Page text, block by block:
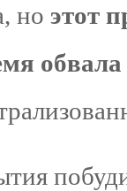
но этот